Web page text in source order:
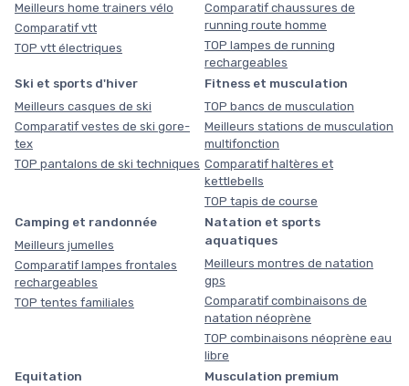
Meilleurs home trainers vélo
Comparatif vtt
TOP vtt électriques
Comparatif chaussures de
running route homme
TOP lampes de running
rechargeables
Ski et sports d'hiver
Meilleurs casques de ski
Comparatif vestes de ski gore-
tex
TOP pantalons de ski techniques
Fitness et musculation
TOP bancs de musculation
Meilleurs stations de musculation
multifonction
Comparatif haltères et
kettlebells
TOP tapis de course
Camping et randonnée
Meilleurs jumelles
Comparatif lampes frontales
rechargeables
TOP tentes familiales
Natation et sports
aquatiques
Meilleurs montres de natation
gps
Comparatif combinaisons de
natation néoprène
TOP combinaisons néoprène eau
libre
Equitation
Musculation premium